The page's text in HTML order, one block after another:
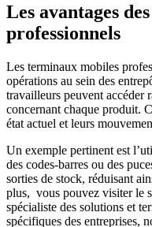
Les avantages
professionnels
Les terminaux mobiles
opérations au sein des
travailleurs peuvent accéder
concernant chaque produit.
état actuel et leurs
Un exemple pertinent est
des codes-barres ou des
sorties de stock, réduisant
plus, vous pouvez visiter le
spécialiste des solutions et
spécifiques des entreprises,